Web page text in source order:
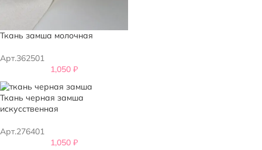
Ткань замша молочная
Арт.362501
1,050 ₽
Ткань черная замша
искусственная
Арт.276401
1,050 ₽